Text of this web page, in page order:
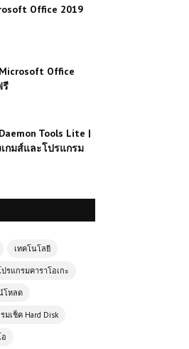
Office 2019
Office
รี
Tools Lite |
กมส์และโปรแกรม
เทคโนโลยี
ปรแกรมคาราโอเกะ
โหลด
มเช็ค Hard Disk